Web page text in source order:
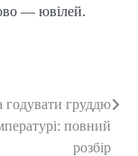
— ювілей.
груддю
повний
розбір